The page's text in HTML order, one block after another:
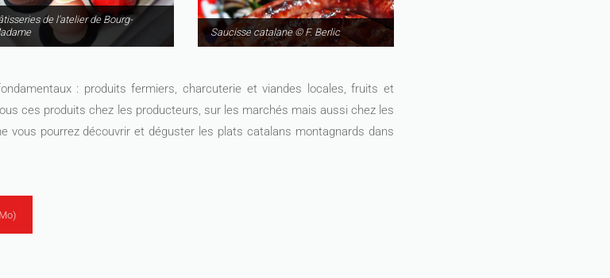
de l'atelier de Bourg-
Saucisse catalane © F. Berlic
: produits fermiers, charcuterie et viandes locales, fruits et
ces produits chez les producteurs, sur les marchés mais aussi chez les
vous pourrez découvrir et déguster les plats catalans montagnards dans